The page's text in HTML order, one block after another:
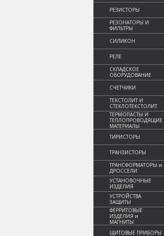
РЕЗИСТОРЫ
РЕЗОНАТОРЫ И
ФИЛЬТРЫ
СИЛИКОН
РЕЛЕ
СКЛАДСКОЕ
ОБОРУДОВАНИЕ
СЧЕТЧИКИ
ТЕКСТОЛИТ И
СТЕКЛОТЕКСТОЛИТ
ТЕРМОПАСТЫ И
ТЕПЛОПРОВОДЯЩИЕ
МАТЕРИАЛЫ
ТИРИСТОРЫ
ТРАНЗИСТОРЫ
ТРАНСФОРМАТОРЫ и
ДРОССЕЛИ
УСТАНОВОЧНЫЕ
ИЗДЕЛИЯ
УСТРОЙСТВА
ЗАЩИТЫ
ФЕРРИТОВЫЕ
ИЗДЕЛИЯ и
МАГНИТЫ
ЩИТОВЫЕ ПРИБОРЫ